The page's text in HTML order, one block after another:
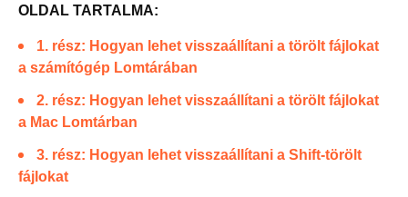
OLDAL TARTALMA:
1. rész: Hogyan lehet visszaállítani a törölt fájlokat
a számítógép Lomtárában
2. rész: Hogyan lehet visszaállítani a törölt fájlokat
a Mac Lomtárban
3. rész: Hogyan lehet visszaállítani a Shift-törölt
fájlokat